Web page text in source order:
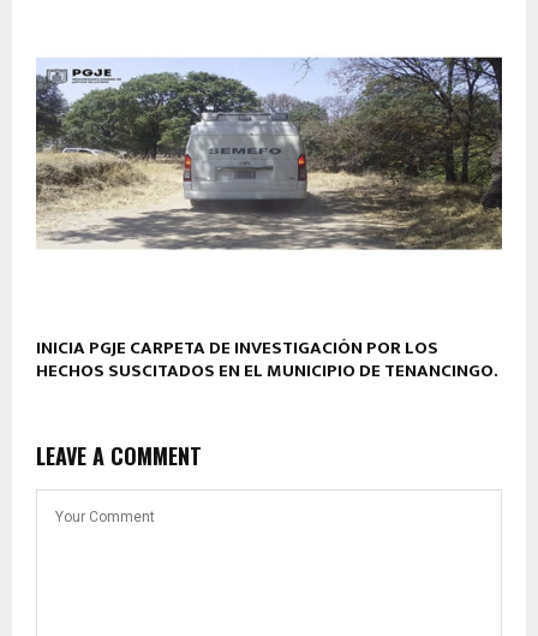
INICIA PGJE CARPETA DE INVESTIGACIÓN POR LOS
HECHOS SUSCITADOS EN EL MUNICIPIO DE TENANCINGO.
LEAVE A COMMENT